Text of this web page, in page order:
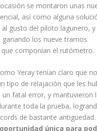
se montaron unas
así como alguna
gusto del piloto lagunero,
ganando los nueve tramos
componían el rutómetro.
Yeray tenían claro que
tipo de relajación que les
un fatal error, y mantuvieron
toda la prueba,
de bastante
única para